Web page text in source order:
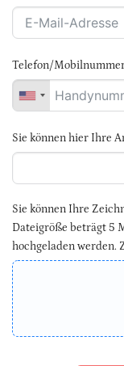
Telefon/
Sie können hier Ihre
Sie können Ihre
Dateigröße beträgt 5
hochgeladen werden.